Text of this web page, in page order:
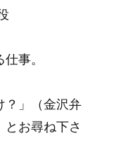
事。
？」（金沢弁
とお尋ね下さ